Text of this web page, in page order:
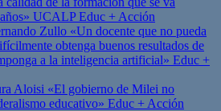
UCALPEduc + Acción
Zullo «Un docente que no pueda
obtenga buenos resultados de
a la inteligencia artificial» Educ +
Aloisi «El gobierno de Milei no
educativo» Educ + Acción